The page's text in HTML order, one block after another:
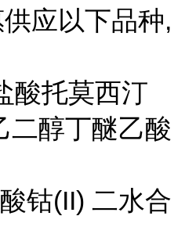
应以下品种,
酸托莫西汀
二醇丁醚乙酸
钴(II) 二水合